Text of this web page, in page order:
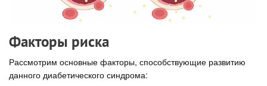
Факторы риска
Рассмотрим основные факторы, способствующие развитию
данного диабетического синдрома: